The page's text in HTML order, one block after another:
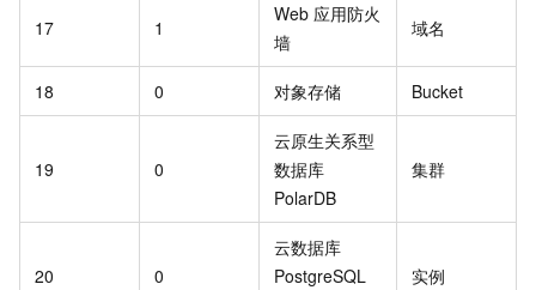
17 1
Web 应用防火
墙
域名
18 0 对象存储 Bucket
19 0
云原生关系型
数据库
PolarDB
集群
20 0
云数据库
PostgreSQL
实例